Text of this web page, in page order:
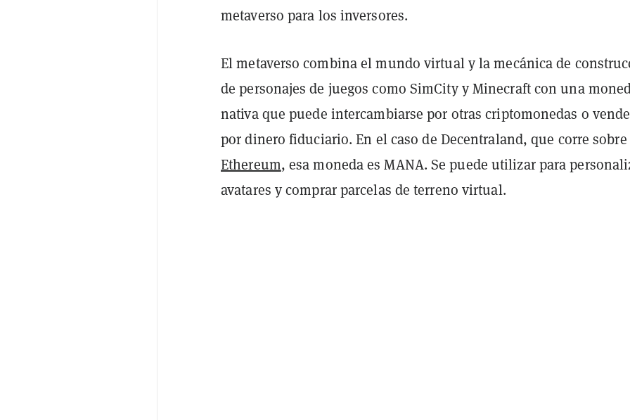
metaverso para los inversores.
El metaverso combina el mundo virtual y la mecánica de
de personajes de juegos como SimCity y Minecraft con una
nativa que puede intercambiarse por otras criptomonedas o
por dinero fiduciario. En el caso de Decentraland, que corre sobre
Ethereum, esa moneda es MANA. Se puede utilizar para
avatares y comprar parcelas de terreno virtual.